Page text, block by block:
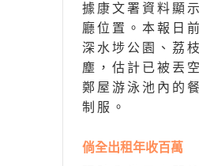
據康文署資料顯
廳位置。本報日
深水埗公園、荔
塵，估計已被丟
鄭屋游泳池內的
制服。
倘全出租年收百萬